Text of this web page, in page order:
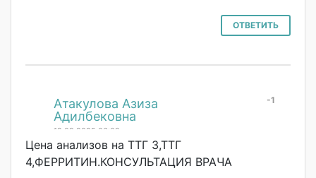
ОТВЕТИТЬ
-1
Атакулова Азиза
Адилбековна
12.09.2025 06:09
Цена анализов на ТТГ 3,ТТГ
4,ФЕРРИТИН.КОНСУЛЬТАЦИЯ ВРАЧА